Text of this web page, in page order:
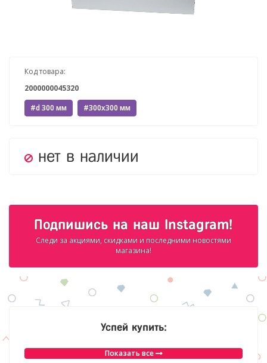
Код товара:
2000000045320
#d 300 мм
#300x300 мм
нет в наличии
Подпишись на наш Instagram!
Следи за акциями, скидками и последними новостями
магазина!
Успей купить:
Показать все